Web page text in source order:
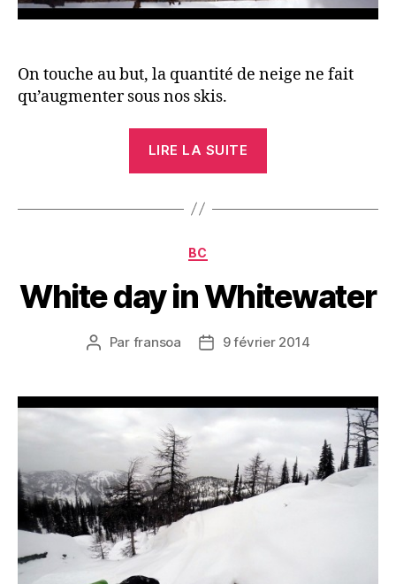
On touche au but, la quantité de neige ne fait
qu’augmenter sous nos skis.
LIRE LA SUITE
Catégories
BC
White day in Whitewater
Auteur
Par fransoa
Date9 février 2014